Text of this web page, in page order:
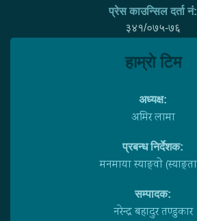
प्रेस काउन्सिल दर्ता नं:
३४१/०७५-७६
हाम्राे टिम
अध्यक्ष:
अमिर लामा
प्रबन्ध निर्देशक:
मनमाया स्याङ्वाे
सम्पादक:
नरेन्द्र बहादुर तण्डुकार